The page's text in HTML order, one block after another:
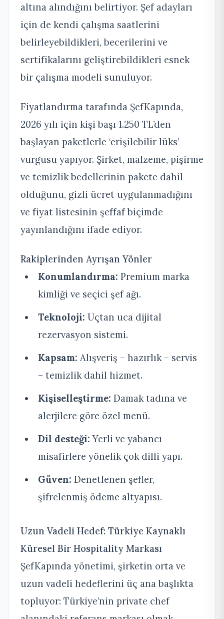
altına alındığını belirtiyor. Şef adayları
için de kendi çalışma saatlerini
belirleyebildikleri, becerilerini ve
sertifikalarını geliştirebildikleri esnek
bir çalışma modeli sunuluyor.
Fiyatlandırma tarafında ŞefKapında,
2026 yılı için kişi başı 1.250 TL’den
başlayan paketlerle ‘erişilebilir lüks’
vurgusu yapıyor. Şirket, malzeme, pişirme
ve temizlik bedellerinin pakete dahil
olduğunu, gizli ücret uygulanmadığını
ve fiyat listesinin şeffaf biçimde
yayınlandığını ifade ediyor.
Rakiplerinden Ayrışan Yönler
Konumlandırma: Premium marka
kimliği ve seçici şef ağı.
Teknoloji: Uçtan uca dijital
rezervasyon sistemi.
Kapsam: Alışveriş – hazırlık – servis
– temizlik dahil hizmet.
Kişiselleştirme: Damak tadına ve
alerjilere göre özel menü.
Dil desteği:Yerli ve yabancı
misafirlere yönelik çok dilli yapı.
Güven: Denetlenen şefler,
şifrelenmiş ödeme altyapısı.
Uzun Vadeli Hedef: Türkiye Kaynaklı
Küresel Bir Hospitality Markası
ŞefKapında yönetimi, şirketin orta ve
uzun vadeli hedeflerini üç ana başlıkta
topluyor: Türkiye’nin private chef